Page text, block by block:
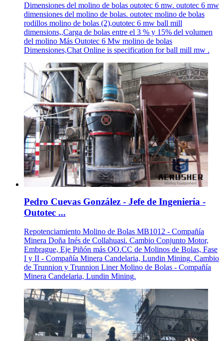
Dimensiones del molino de bolas outotec 6 mw. outotec 6 mw
dimensiones del molino de bolas. outotec molino de bolas
rodillos molino de bolas (2),outotec 6 mw ball mill
dimensions,,Carga de bolas entre el 3 % y 15% del volumen
del molino Más Outotec 6 Mw molino de bolas
Dimensiones,Chat Online is specification for ball mill mw .
Pedro Cuevas González - Jefe de Ingeniería -
Outotec ...
Repotenciamiento Molino de Bolas MB1012 - Compañía
Minera Doña Inés de Collahuasi. Cambio Conjunto Motor,
Embrague, Eje Piñón más OO.CC de Molinos de Bolas, Fase
I y II - Compañía Minera Candelaria, Lundin Mining. Cambio
de Trunnion y Trunnion Liner Molino de Bolas - Compañía
Minera Candelaria, Lundin Mining.